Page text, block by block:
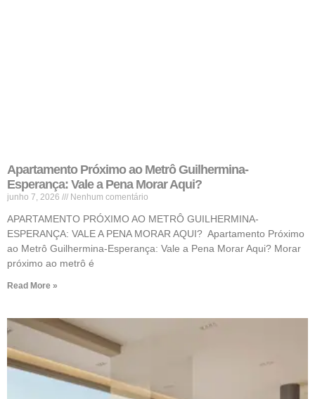
Apartamento Próximo ao Metrô Guilhermina-
Esperança: Vale a Pena Morar Aqui?
junho 7, 2026 Nenhum comentário
APARTAMENTO PRÓXIMO AO METRÔ GUILHERMINA-
ESPERANÇA: VALE A PENA MORAR AQUI? Apartamento Próximo
ao Metrô Guilhermina-Esperança: Vale a Pena Morar Aqui? Morar
próximo ao metrô é
Read More »